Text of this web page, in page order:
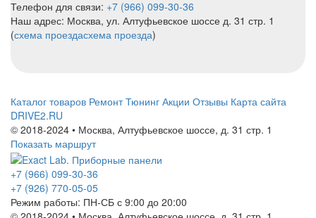
Телефон для связи: +7 (966) 099-30-36
Наш адрес: Москва, ул. Алтуфьевское шоссе д. 31 стр. 1
(схема проездасхема проезда)
Каталог товаров Ремонт Тюнинг Акции Отзывы Карта сайта
DRIVE2.RU
© 2018-2024 • Москва, Алтуфьевское шоссе, д. 31 стр. 1
Показать маршрут
+7 (966) 099-30-36
+7 (926) 770-05-05
Режим работы: ПН-СБ с 9:00 до 20:00